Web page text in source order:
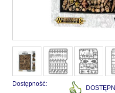
Dostępność: